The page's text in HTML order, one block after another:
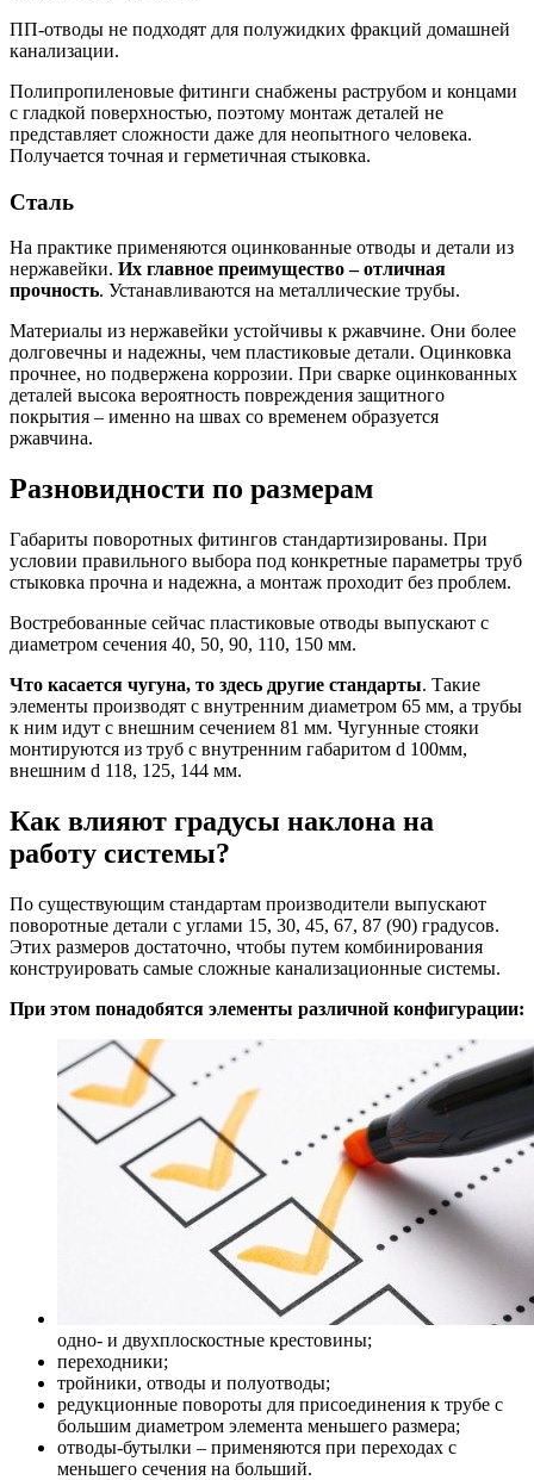
ПП-отводы не подходят для полужидких фракций домашней
канализации.
Полипропиленовые фитинги снабжены раструбом и концами
с гладкой поверхностью, поэтому монтаж деталей не
представляет сложности даже для неопытного человека.
Получается точная и герметичная стыковка.
Сталь
На практике применяются оцинкованные отводы и детали из
нержавейки. Их главное преимущество – отличная
прочность. Устанавливаются на металлические трубы.
Материалы из нержавейки устойчивы к ржавчине. Они более
долговечны и надежны, чем пластиковые детали. Оцинковка
прочнее, но подвержена коррозии. При сварке оцинкованных
деталей высока вероятность повреждения защитного
покрытия – именно на швах со временем образуется
ржавчина.
Разновидности по размерам
Габариты поворотных фитингов стандартизированы. При
условии правильного выбора под конкретные параметры труб
стыковка прочна и надежна, а монтаж проходит без проблем.
Востребованные сейчас пластиковые отводы выпускают с
диаметром сечения 40, 50, 90, 110, 150 мм.
Что касается чугуна, то здесь другие стандарты. Такие
элементы производят с внутренним диаметром 65 мм, а трубы
к ним идут с внешним сечением 81 мм. Чугунные стояки
монтируются из труб с внутренним габаритом d 100мм,
внешним d 118, 125, 144 мм.
Как влияют градусы наклона на
работу системы?
По существующим стандартам производители выпускают
поворотные детали с углами 15, 30, 45, 67, 87 (90) градусов.
Этих размеров достаточно, чтобы путем комбинирования
конструировать самые сложные канализационные системы.
При этом понадобятся элементы различной конфигурации:
одно- и двухплоскостные крестовины;
переходники;
тройники, отводы и полуотводы;
редукционные повороты для присоединения к трубе с
большим диаметром элемента меньшего размера;
отводы-бутылки – применяются при переходах с
меньшего сечения на больший.